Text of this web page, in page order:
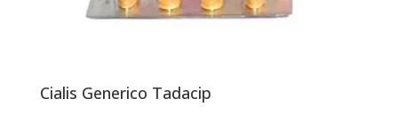
Cialis Generico Tadacip